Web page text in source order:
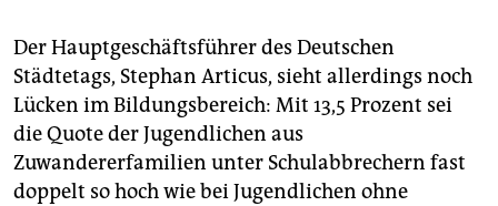
Der Hauptgeschäftsführer des Deutschen
Städtetags, Stephan Articus, sieht allerdings noch
Lücken im Bildungsbereich: Mit 13,5 Prozent sei
die Quote der Jugendlichen aus
Zuwandererfamilien unter Schulabbrechern fast
doppelt so hoch wie bei Jugendlichen ohne